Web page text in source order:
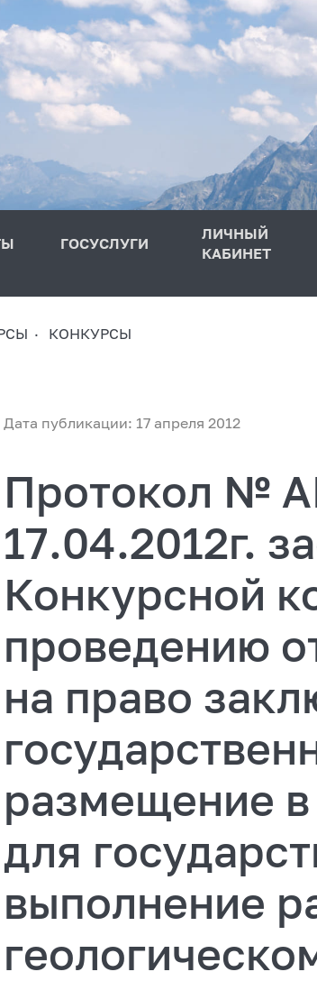
ГОСУСЛУГИ
ЛИЧНЫЙ
КАБИНЕТ
КОНКУРСЫ
Дата публикации: 17 апреля 2012
Протокол №
17.04.2012г.
Конкурсной
проведению
на право
размещение в
для
выполнение